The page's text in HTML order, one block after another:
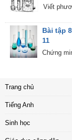
Viết
Bài tập
11
Chứng
Trang chủ
Tiếng Anh
Sinh học